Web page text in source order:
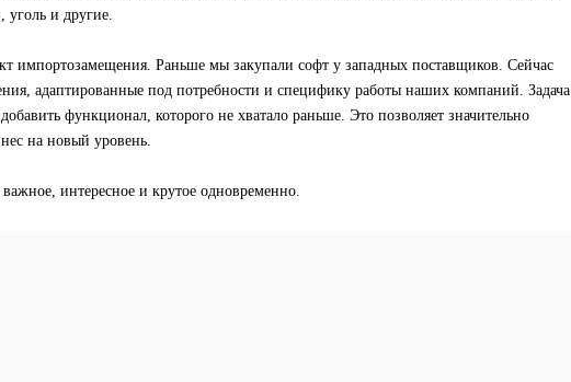
уголь и другие.
импортозамещения. Раньше мы закупали софт у западных поставщиков. Сейчас
адаптированные под потребности и специфику работы наших компаний. Задача
функционал, которого не хватало раньше. Это позволяет значительно
на новый уровень.
интересное и крутое одновременно.